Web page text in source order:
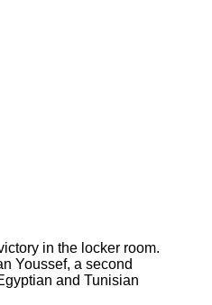
in the locker room.
Youssef, a second
and Tunisian